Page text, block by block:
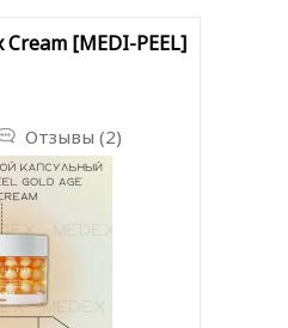
Cream [MEDI-PEEL]
Отзывы (2)